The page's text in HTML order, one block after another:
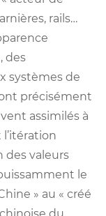
rails…
des
systèmes de
précisément
assimilés à
des valeurs
le
» au « créé